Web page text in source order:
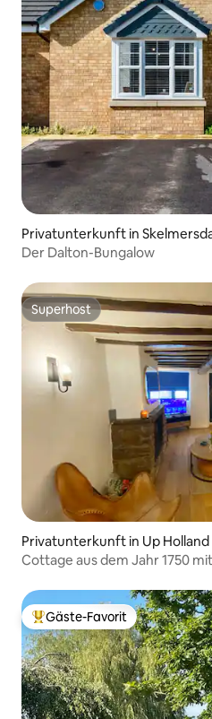
Privatunterkunft in
Der Dalton-Bungalow
Superhost
Superhost
Privatunterkunft in Up Holland
Cottage aus dem Jahr 1750
Beliebter Gäste-Favorit.
Gäste-Favorit